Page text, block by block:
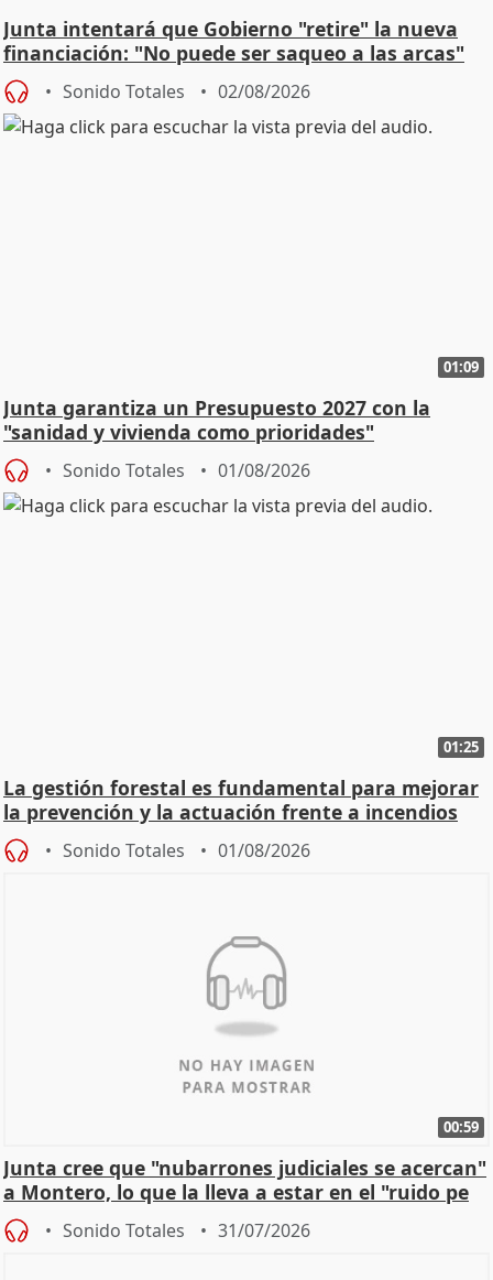
Junta intentará que Gobierno "retire" la nueva
financiación: "No puede ser saqueo a las arcas"
Sonido Totales 02/08/2026
01:09
Junta garantiza un Presupuesto 2027 con la
"sanidad y vivienda como prioridades"
Sonido Totales 01/08/2026
01:25
La gestión forestal es fundamental para mejorar
la prevención y la actuación frente a incendios
Sonido Totales 01/08/2026
00:59
Junta cree que "nubarrones judiciales se acercan"
a Montero, lo que la lleva a estar en el "ruido pe
Sonido Totales 31/07/2026